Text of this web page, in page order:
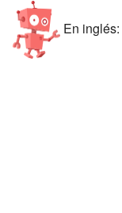
En inglés: